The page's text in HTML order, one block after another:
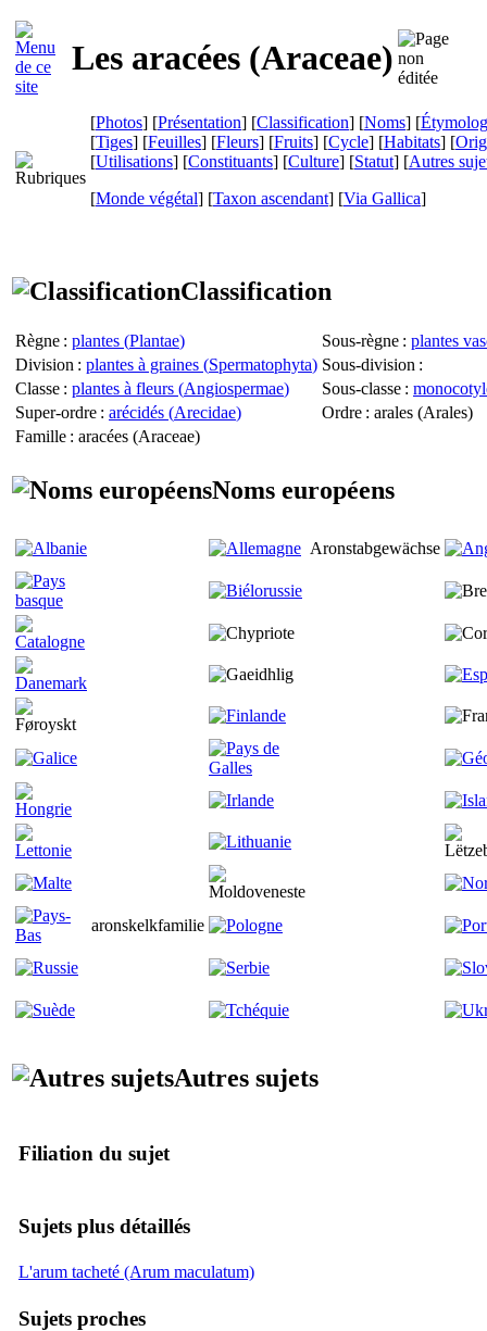
Les aracées (Araceae)
[Photos] [Présentation] [Classification] [Noms] [
[Tiges] [Feuilles] [Fleurs] [Fruits] [Cycle] [Habitats] [
[Utilisations] [Constituants] [Culture] [Statut] [Autres
[Monde végétal] [Taxon ascendant] [Via Gallica]
Classification
Règne : plantes (Plantae) Sous-règne : plantes
Division : plantes à graines (Spermatophyta) Sous-division :
Classe : plantes à fleurs (Angiospermae) Sous-classe :
Super-ordre : arécidés (Arecidae) Ordre : arales (Arales)
Famille : aracées (Araceae)
Noms européens
Aronstabgewächse
aronskelkfamilie
Autres sujets
Filiation du sujet
Sujets plus détaillés
L'arum tacheté (Arum maculatum)
Sujets proches